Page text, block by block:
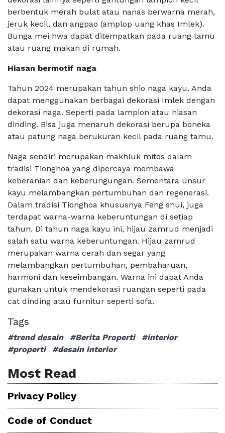
berbentuk merah bulat atau nanas berwarna merah,
jeruk kecil, dan angpao (amplop uang khas Imlek).
Bunga mei hwa dapat ditempatkan pada ruang tamu
atau ruang makan di rumah.
Hiasan bermotif naga
Tahun 2024 merupakan tahun shio naga kayu. Anda
dapat menggunakan berbagai dekorasi Imlek dengan
dekorasi naga. Seperti pada lampion atau hiasan
dinding. Bisa juga menaruh dekorasi berupa boneka
atau patung naga berukuran kecil pada ruang tamu.
Naga sendiri merupakan makhluk mitos dalam
tradisi Tionghoa yang dipercaya membawa
keberanian dan keberungungan. Sementara unsur
kayu melambangkan pertumbuhan dan regenerasi.
Dalam tradisi Tionghoa khususnya Feng shui, juga
terdapat warna-warna keberuntungan di setiap
tahun. Di tahun naga kayu ini, hijau zamrud menjadi
salah satu warna keberuntungan. Hijau zamrud
merupakan warna cerah dan segar yang
melambangkan pertumbuhan, pembaharuan,
harmoni dan keseimbangan. Warna ini dapat Anda
gunakan untuk mendekorasi ruangan seperti pada
cat dinding atau furnitur seperti sofa.
Tags
#trend desain #Berita Properti
#interior
#properti
#desain interior
Most Read
Privacy Policy
Code of Conduct